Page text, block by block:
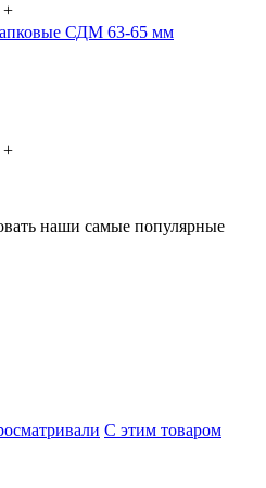
+
СДМ 63-65 мм
+
наши самые популярные
С этим товаром